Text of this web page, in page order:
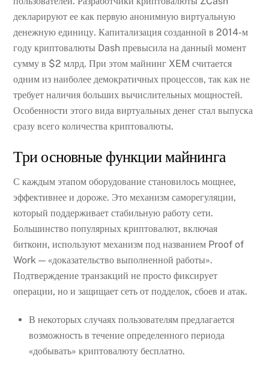
декларируют ее как первую анонимную виртуальную
денежную единицу. Капитализация созданной в 2014-м
году криптовалюты Dash превысила на данный момент
сумму в $2 млрд. При этом майнинг XEM считается
одним из наиболее демократичных процессов, так как не
требует наличия больших вычислительных мощностей.
Особенности этого вида виртуальных денег стал выпуска
сразу всего количества криптовалюты.
Три основные функции майнинга
С каждым этапом оборудование становилось мощнее,
эффективнее и дороже. Это механизм саморегуляции,
который поддерживает стабильную работу сети.
Большинство популярных криптовалют, включая
биткоин, используют механизм под названием Proof of
Work — «доказательство выполненной работы».
Подтверждение транзакций не просто фиксирует
операции, но и защищает сеть от подделок, сбоев и атак.
В некоторых случаях пользователям предлагается
возможность в течение определенного периода
«добывать» криптовалюту бесплатно.